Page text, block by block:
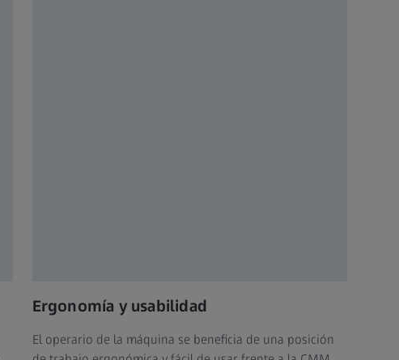
Ergonomía y usabilidad
El operario de la máquina se beneficia de una posición